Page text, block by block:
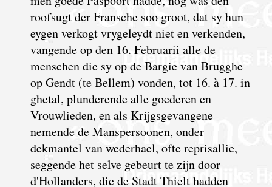
roofsugt der Fransche soo groot, dat sy hun
eygen verkogt vrygeleydt niet en verkenden,
vangende op den 16. Februarii alle de
menschen die sy op de Bargie van Brugghe
op Gendt (te Bellem) vonden, tot 16. à 17. in
ghetal, plunderende alle goederen en
Vrouwlieden, en als Krijgsgevangene
nemende de Manspersoonen, onder
dekmantel van wederhael, ofte reprisallie,
seggende het selve gebeurt te zijn door
d'Hollanders, die de Stadt Thielt hadden